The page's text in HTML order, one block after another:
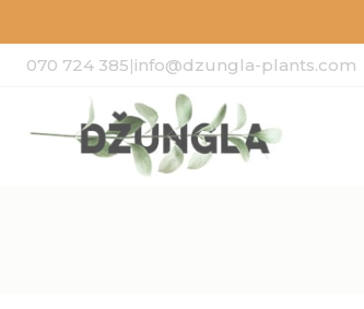
070 724 385|info@dzungla-plants.com